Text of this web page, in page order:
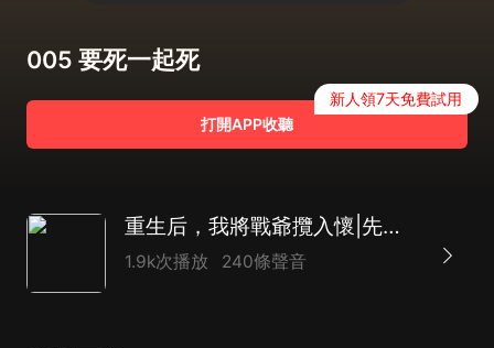
005 要死一起死
打開APP收聽
新人領7天免費試用
重生后，我將戰爺攬入懷|先婚后愛|復仇虐渣|1V1雙潔|反向甜寵
1.9k次播放 240條聲音